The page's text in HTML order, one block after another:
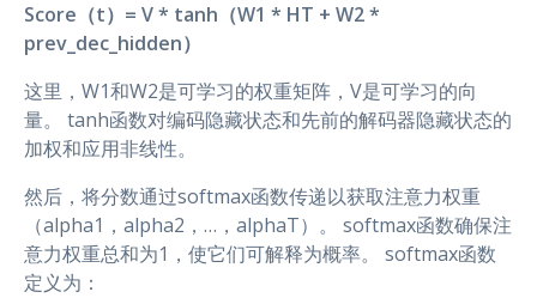
Score（t）= V * tanh（W1 * HT + W2 *
prev_dec_hidden）
这里，W1和W2是可学习的权重矩阵，V是可学习的向
量。 tanh函数对编码隐藏状态和先前的解码器隐藏状态的
加权和应用非线性。
然后，将分数通过softmax函数传递以获取注意力权重
（alpha1，alpha2，…，alphaT）。 softmax函数确保注
意力权重总和为1，使它们可解释为概率。 softmax函数
定义为：